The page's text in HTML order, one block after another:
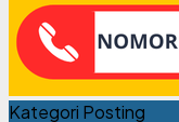
Kategori Posting